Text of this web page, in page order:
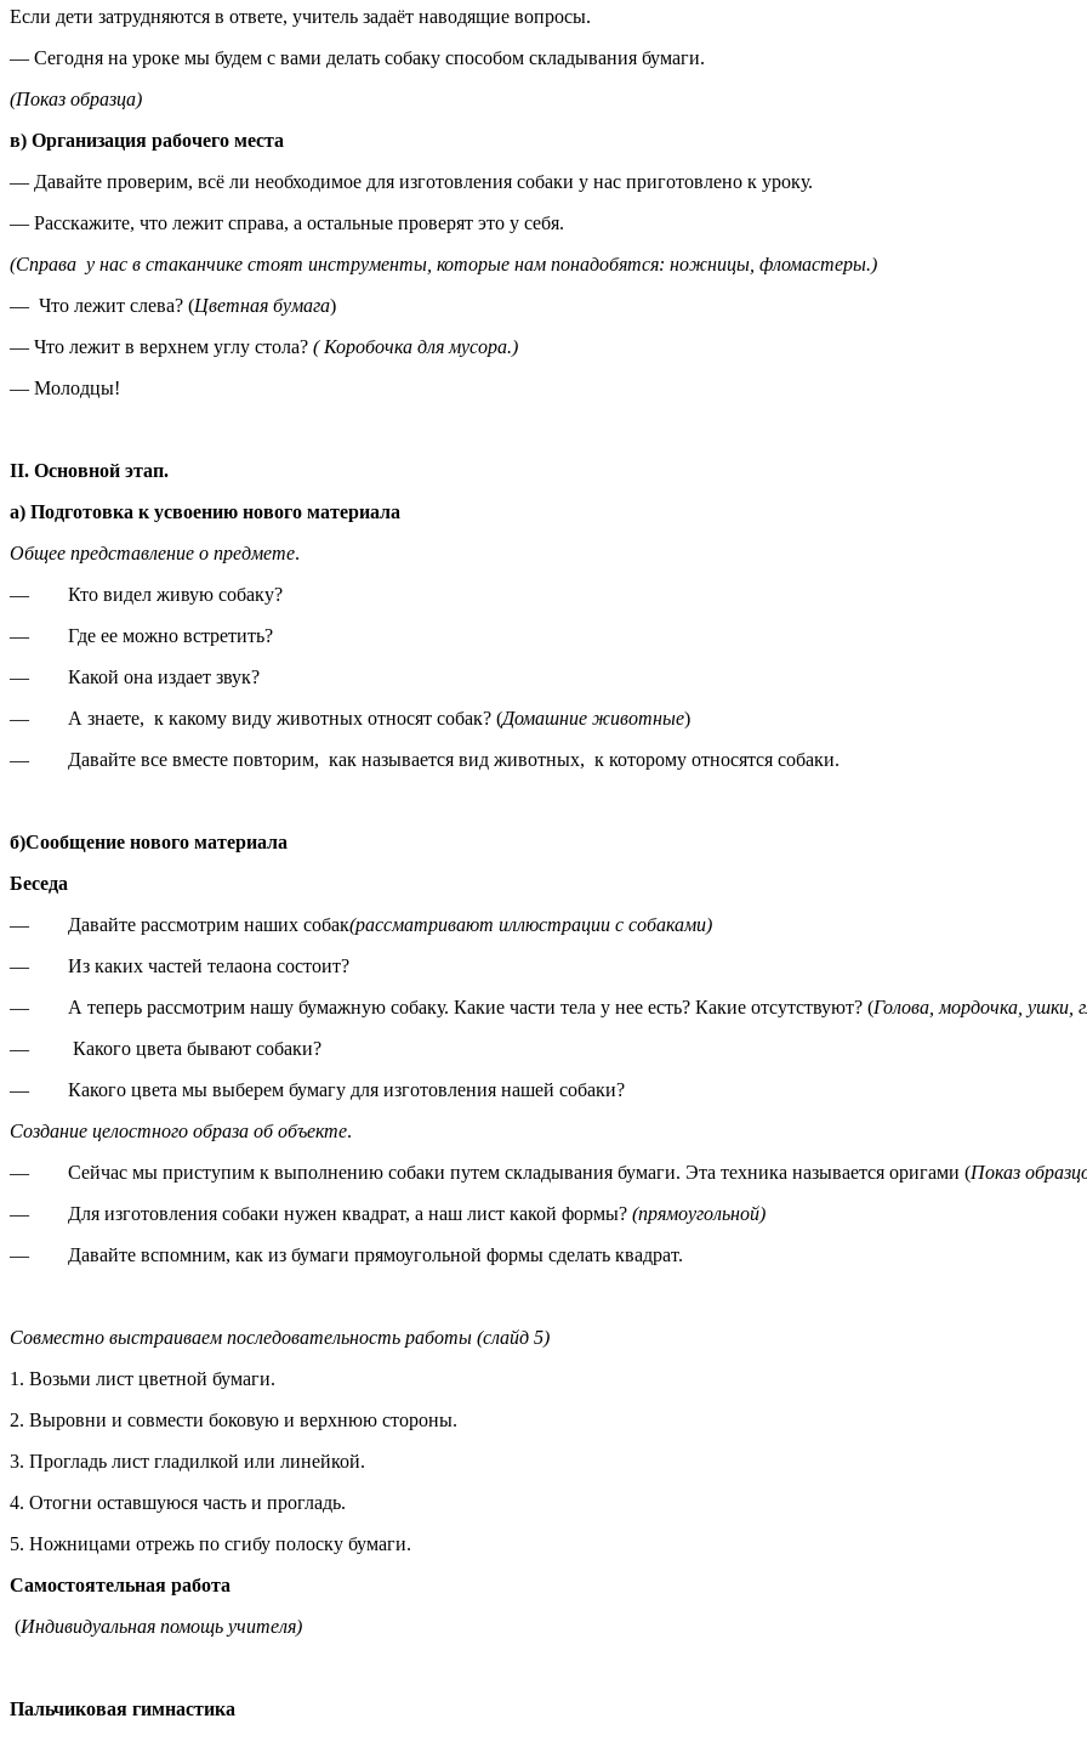
Если дети затрудняются в ответе, учитель задаёт наводящие вопросы.
— Сегодня на уроке мы будем с вами делать собаку способом складывания бумаги.
(Показ образца)
в) Организация рабочего места
— Давайте проверим, всё ли необходимое для изготовления собаки у нас приготовлено к уроку.
— Расскажите, что лежит справа, а остальные проверят это у себя.
(Справа у нас в стаканчике стоят инструменты, которые нам понадобятся: ножницы, фломастеры.)
— Что лежит слева? (Цветная бумага)
— Что лежит в верхнем углу стола? ( Коробочка для мусора.)
— Молодцы!
II. Основной этап.
а) Подготовка к усвоению нового материала
Общее представление о предмете.
— Кто видел живую собаку?
— Где ее можно встретить?
— Какой она издает звук?
— А знаете, к какому виду животных относят собак? (Домашние животные)
— Давайте все вместе повторим, как называется вид животных, к которому относятся собаки.
б)Сообщение нового материала
Беседа
— Давайте рассмотрим наших собак(рассматривают иллюстрации с собаками)
— Из каких частей телаона состоит?
— А теперь рассмотрим нашу бумажную собаку. Какие части тела у нее есть? Какие отсутствуют? (Голова, мордочка, ушки,
— Какого цвета бывают собаки?
— Какого цвета мы выберем бумагу для изготовления нашей собаки?
Создание целостного образа об объекте.
— Сейчас мы приступим к выполнению собаки путем складывания бумаги. Эта техника называется оригами (Показ
— Для изготовления собаки нужен квадрат, а наш лист какой формы? (прямоугольной)
— Давайте вспомним, как из бумаги прямоугольной формы сделать квадрат.
Совместно выстраиваем последовательность работы (слайд 5)
1. Возьми лист цветной бумаги.
2. Выровни и совмести боковую и верхнюю стороны.
3. Прогладь лист гладилкой или линейкой.
4. Отогни оставшуюся часть и прогладь.
5. Ножницами отрежь по сгибу полоску бумаги.
Самостоятельная работа
(Индивидуальная помощь учителя)
Пальчиковая гимнастика